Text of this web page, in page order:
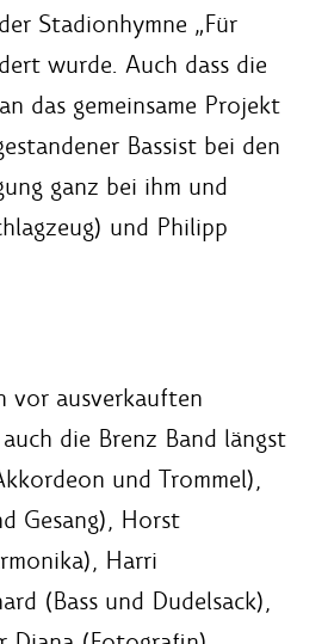
Stadionhymne „Für
wurde. Auch dass die
das gemeinsame Projekt
Bassist bei den
ganz bei ihm und
und Philipp
vor ausverkauften
die Brenz Band längst
und Trommel),
Gesang), Horst
Harri
(Bass und Dudelsack),